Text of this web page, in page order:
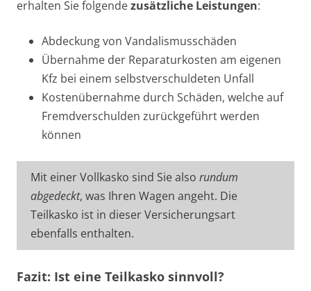
erhalten Sie folgendezusätzliche Leistungen:
Abdeckung von Vandalismusschäden
Übernahme der Reparaturkosten am eigenen
Kfz bei einem selbstverschuldeten Unfall
Kostenübernahme durch Schäden, welche auf
Fremdverschulden zurückgeführt werden
können
Mit einer Vollkasko sind Sie also rundum
abgedeckt, was Ihren Wagen angeht. Die
Teilkasko ist in dieser Versicherungsart
ebenfalls enthalten.
Fazit: Ist eine Teilkasko sinnvoll?